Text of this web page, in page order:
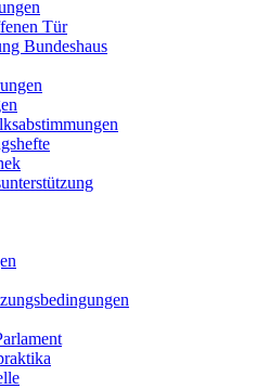
Tür
Bundeshaus